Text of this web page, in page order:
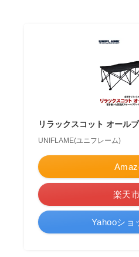
リラックスコット オール
UNIFLAME(ユニフレーム)
楽天
Yahooショ